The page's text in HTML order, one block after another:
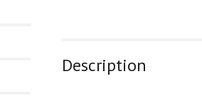
Description